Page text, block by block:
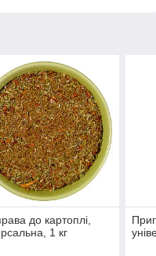
до картоплі,
1 кг